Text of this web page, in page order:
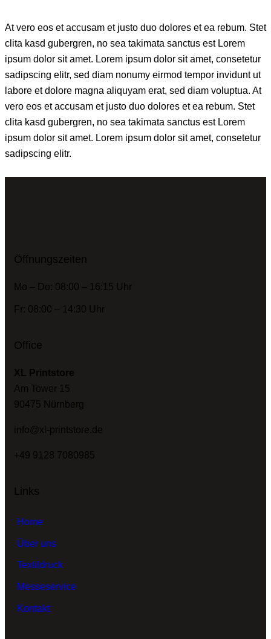
At vero eos et accusam et justo duo dolores et ea rebum. Stet
clita kasd gubergren, no sea takimata sanctus est Lorem
ipsum dolor sit amet. Lorem ipsum dolor sit amet, consetetur
sadipscing elitr, sed diam nonumy eirmod tempor invidunt ut
labore et dolore magna aliquyam erat, sed diam voluptua. At
vero eos et accusam et justo duo dolores et ea rebum. Stet
clita kasd gubergren, no sea takimata sanctus est Lorem
ipsum dolor sit amet. Lorem ipsum dolor sit amet, consetetur
sadipscing elitr.
Öffnungszeiten
Mo – Do: 08:00 – 16:15 Uhr
Fr: 08:00 – 14:30 Uhr
Office
XL Printstore
Am Tower 15
90475 Nürnberg
info@xl-printstore.de
+49 9128 7080985
Links
Home
Über uns
Textildruck
Messeservice
Kontakt